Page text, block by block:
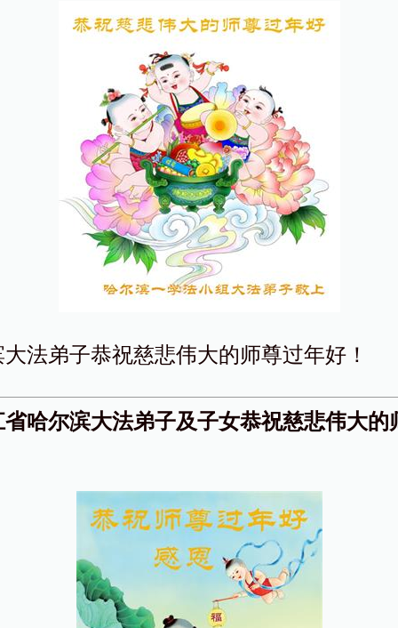
法弟子恭祝慈悲伟大的师尊过年好！
哈尔滨大法弟子及子女恭祝慈悲伟大的